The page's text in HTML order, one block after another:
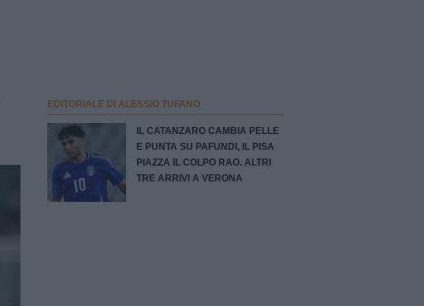
EDITORIALE DI ALESSIO TUFANO
IL CATANZARO CAMBIA PELLE
E PUNTA SU PAFUNDI, IL PISA
PIAZZA IL COLPO RAO. ALTRI
TRE ARRIVI A VERONA